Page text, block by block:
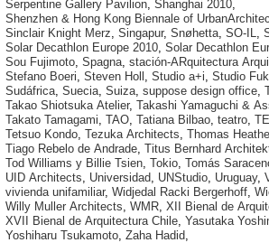
Serpentine Gallery Pavilion, Shanghai 2010,
Shenzhen & Hong Kong Biennale of
Sinclair Knight Merz, Singapur, Snøhetta, SO-IL,
Solar Decathlon Europe 2010, Solar Decathlon
Sou Fujimoto, Spagna, stación-ARquitectura
Stefano Boeri, Steven Holl , Studio a+i, Studio
Sudáfrica, Suecia, Suiza, suppose design office,
Takao Shiotsuka Atelier, Takashi Yamaguchi &
Takato Tamagami, TAO, Tatiana Bilbao, teatro,
Tetsuo Kondo, Tezuka Architects, Thomas
Tiago Rebelo de Andrade, Titus Bernhard
Tod Williams y Billie Tsien, Tokio, Tomás
UID Architects, Universidad, UNStudio, Uruguay,
vivienda unifamiliar, Widjedal Racki Bergerhoff,
Willy Muller Architects, WMR, XII Bienal de
XVII Bienal de Arquitectura Chile, Yasutaka
Yoshiharu Tsukamoto, Zaha Hadid,